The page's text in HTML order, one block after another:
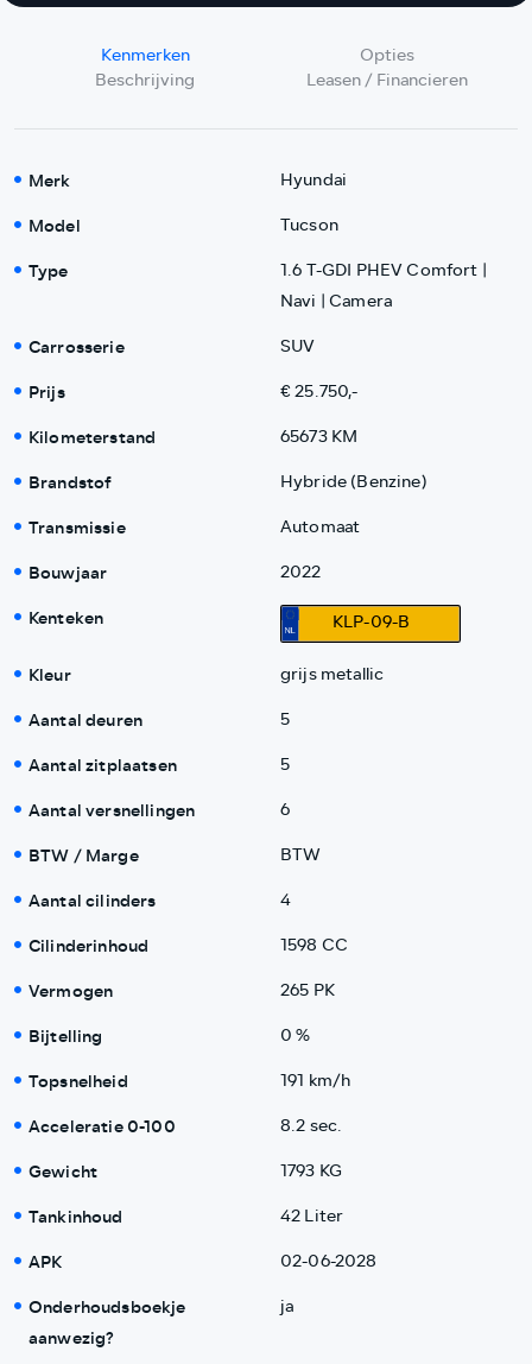
Kenmerken
Opties
Beschrijving
Leasen / Financieren
Merk Hyundai
Model Tucson
Type
1.6 T-GDI PHEV Comfort |
Navi | Camera
Carrosserie SUV
Prijs € 25.750,-
Kilometerstand 65673 KM
Brandstof Hybride (Benzine)
Transmissie Automaat
Bouwjaar 2022
Kenteken KLP-09-B
Kleur grijs metallic
Aantal deuren 5
Aantal zitplaatsen 5
Aantal versnellingen 6
BTW / Marge BTW
Aantal cilinders 4
Cilinderinhoud 1598 CC
Vermogen 265 PK
Bijtelling 0 %
Topsnelheid 191 km/h
Acceleratie 0-100 8.2 sec.
Gewicht 1793 KG
Tankinhoud 42 Liter
APK 02-06-2028
Onderhoudsboekje
aanwezig?
ja